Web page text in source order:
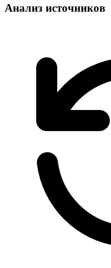
Анализ источников